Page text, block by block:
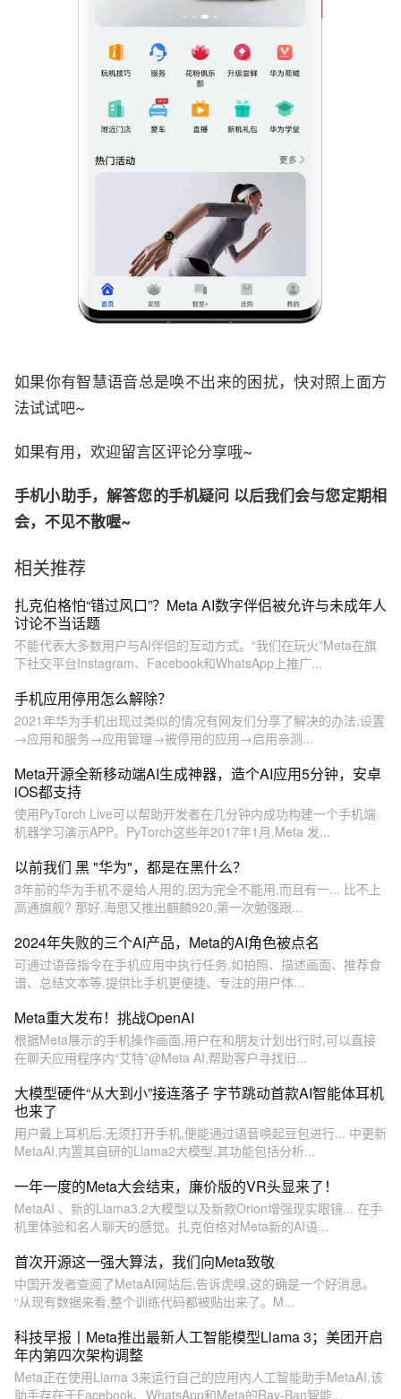
如果你有智慧语音总是唤不出来的困扰，快对照上面方
法试试吧~
如果有用，欢迎留言区评论分享哦~
手机小助手，解答您的手机疑问 以后我们会与您定期相
会，不见不散喔~
相关推荐
扎克伯格怕“错过风口”？Meta AI数字伴侣被允许与未成年人
讨论不当话题
不能代表大多数用户与AI伴侣的互动方式。“我们在玩火”Meta在旗
下社交平台Instagram、Facebook和WhatsApp上推广...
手机应用停用怎么解除？
2021年华为手机出现过类似的情况有网友们分享了解决的办法,设置
→应用和服务→应用管理→被停用的应用→启用亲测...
Meta开源全新移动端AI生成神器，造个AI应用5分钟，安卓
iOS都支持
使用PyTorch Live可以帮助开发者在几分钟内成功构建一个手机端
机器学习演示APP。PyTorch这些年2017年1月,Meta 发...
以前我们 黑 "华为"，都是在黑什么？
3年前的华为手机不是给人用的,因为完全不能用,而且有一... 比不上
高通旗舰? 那好,海思又推出麒麟920,第一次勉强跟...
2024年失败的三个AI产品，Meta的AI角色被点名
可通过语音指令在手机应用中执行任务,如拍照、描述画面、推荐食
谱、总结文本等,提供比手机更便捷、专注的用户体...
Meta重大发布！挑战OpenAI
根据Meta展示的手机操作画面,用户在和朋友计划出行时,可以直接
在聊天应用程序内“艾特”@Meta AI,帮助客户寻找旧...
大模型硬件“从大到小”接连落子 字节跳动首款AI智能体耳机
也来了
用户戴上耳机后,无须打开手机,便能通过语音唤起豆包进行... 中更新
MetaAI,内置其自研的Llama2大模型,其功能包括分析...
一年一度的Meta大会结束，廉价版的VR头显来了！
MetaAI 、新的Llama3.2大模型以及新款Orion增强现实眼镜... 在手
机里体验和名人聊天的感觉。扎克伯格对Meta新的AI语...
首次开源这一强大算法，我们向Meta致敬
中国开发者查阅了MetaAI网站后,告诉虎嗅,这的确是一个好消息。
“从现有数据来看,整个训练代码都被贴出来了。M...
科技早报丨Meta推出最新人工智能模型Llama 3；美团开启
年内第四次架构调整
Meta正在使用Llama 3来运行自己的应用内人工智能助手MetaAI,该
助手存在于Facebook、WhatsApp和Meta的Ray-Ban智能...